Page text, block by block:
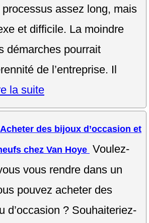
assez long, mais
et difficile. La moindre
démarches pourrait
de l’entreprise. Il
la suite
Acheter des bijoux d’occasion et
chez Van Hoye Voulez-
vous rendre dans un
pouvez acheter des
d’occasion ? Souhaiteriez-